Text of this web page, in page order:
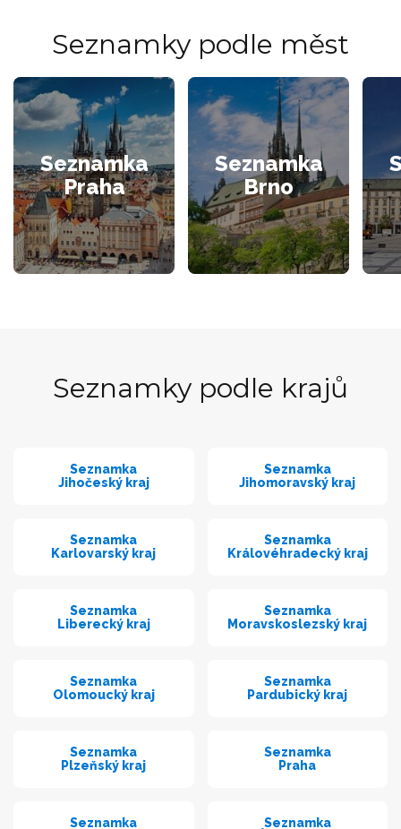
Seznamky podle měst
Seznamka
Praha
Seznamka
Brno
Seznamky podle krajů
Seznamka
Jihočeský kraj
Seznamka
Jihomoravský kraj
Seznamka
Karlovarský kraj
Seznamka
Královéhradecký kraj
Seznamka
Liberecký kraj
Seznamka
Moravskoslezský kraj
Seznamka
Olomoucký kraj
Seznamka
Pardubický kraj
Seznamka
Plzeňský kraj
Seznamka
Praha
Seznamka Seznamka